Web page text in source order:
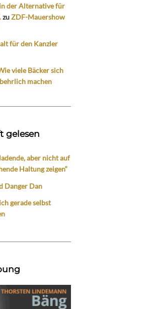
der Alternative für
zuZDF-Mauershow
für den Kanzler
viele Bäcker sich
machen
gelesen
aber nicht auf
Haltung zeigen“
Danger Dan
gerade selbst